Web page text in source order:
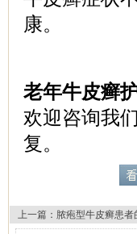
康。
老年牛皮癣
欢迎咨询我
复。
上一篇： 脓疱型牛皮癣患者